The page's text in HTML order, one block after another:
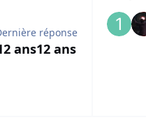
réponse
ans12 ans